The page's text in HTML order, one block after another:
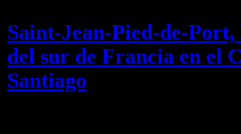
Saint-Jean-Pied-de-
del sur de Francia en el
Santiago